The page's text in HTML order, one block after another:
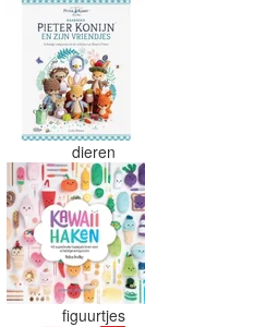
dieren
figuurtjes